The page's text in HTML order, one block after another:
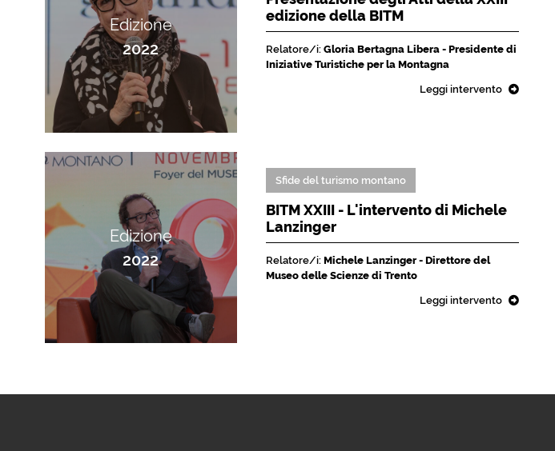
Edizione
2022
edizione della BITM
Relatore/i: Gloria Bertagna Libera - Presidente di
Iniziative Turistiche per la Montagna
Leggi intervento
Edizione
2022
Sfide del turismo montano
BITM XXIII - L'intervento di Michele
Lanzinger
Relatore/i: Michele Lanzinger - Direttore del
Museo delle Scienze di Trento
Leggi intervento